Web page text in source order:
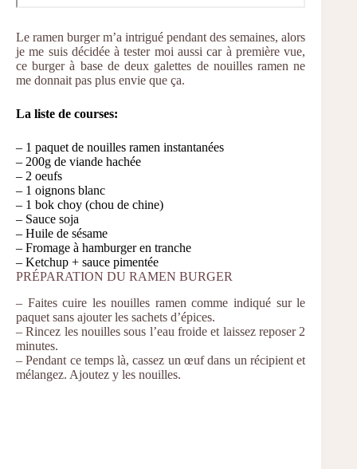
Le ramen burger m’a intrigué pendant des semaines, alors
je me suis décidée à tester moi aussi car à première vue,
ce burger à base de deux galettes de nouilles ramen ne
me donnait pas plus envie que ça.
La liste de courses:
– 1 paquet de nouilles ramen instantanées
– 200g de viande hachée
– 2 oeufs
– 1 oignons blanc
– 1 bok choy (chou de chine)
– Sauce soja
– Huile de sésame
– Fromage à hamburger en tranche
– Ketchup + sauce pimentée
PRÉPARATION DU RAMEN BURGER
– Faites cuire les nouilles ramen comme indiqué sur le
paquet sans ajouter les sachets d’épices.
– Rincez les nouilles sous l’eau froide et laissez reposer 2
minutes.
– Pendant ce temps là, cassez un œuf dans un récipient et
mélangez. Ajoutez y les nouilles.